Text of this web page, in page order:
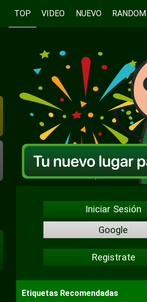
TOP VIDEO NUEVO RANDOM
Iniciar Sesión
Google
Registrate
Etiquetas Recomendadas